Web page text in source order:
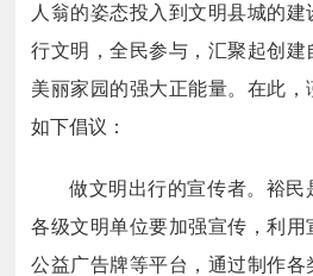
人翁的姿态投入到文明县城的
行文明，全民参与，汇聚起创
美丽家园的强大正能量。在此，
如下倡议：
做文明出行的宣传者。裕民
各级文明单位要加强宣传，利用
公益广告牌等平台，通过制作